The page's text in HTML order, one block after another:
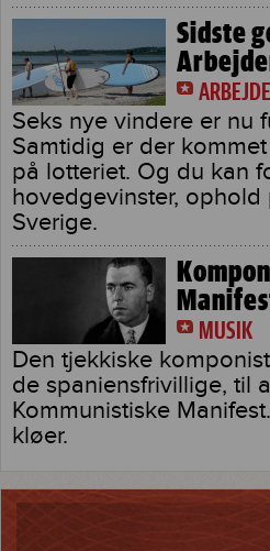
Sidste
Seks nye vindere er nu
Samtidig er der
på lotteriet. Og du kan
hovedgevinster,
Sverige.
MUSIK
Den tjekkiske
de spaniensfrivillige, til
Kommunistiske
kløer.